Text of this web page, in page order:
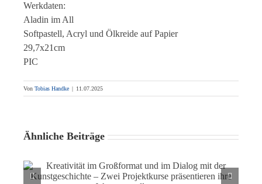
Werkdaten:
Aladin im All
Softpastell, Acryl und Ölkreide auf Papier
29,7x21cm
PIC
Von Tobias Handke | 11.07.2025
Ähnliche Beiträge
Kreativität im Großformat und im Dialog mit der
Kunstgeschichte – Zwei Projektkurse präsentieren ihre